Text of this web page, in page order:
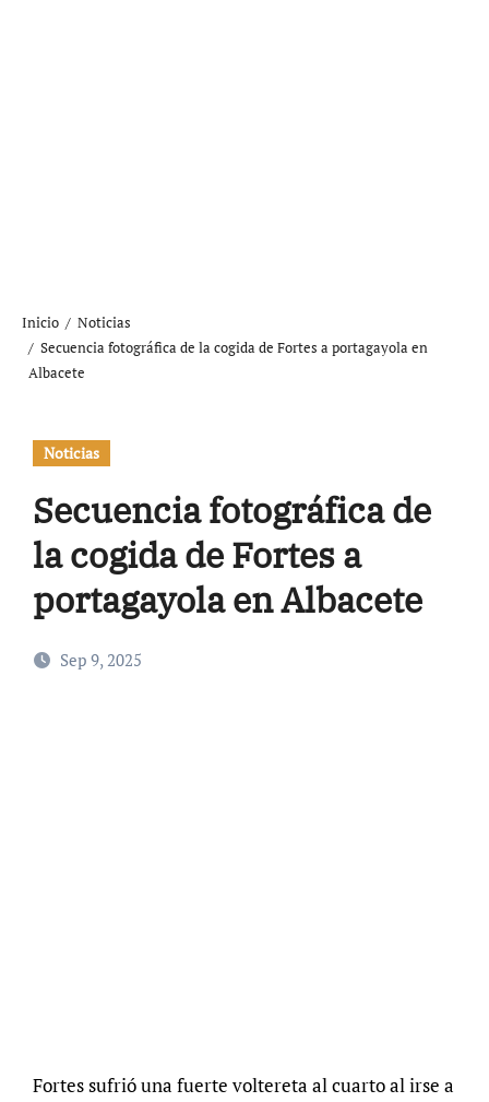
Inicio
Noticias
Secuencia fotográfica de la cogida de Fortes a portagayola en
Albacete
Noticias
Secuencia fotográfica de
la cogida de Fortes a
portagayola en Albacete
Sep 9, 2025
Fortes sufrió una fuerte voltereta al cuarto al irse a